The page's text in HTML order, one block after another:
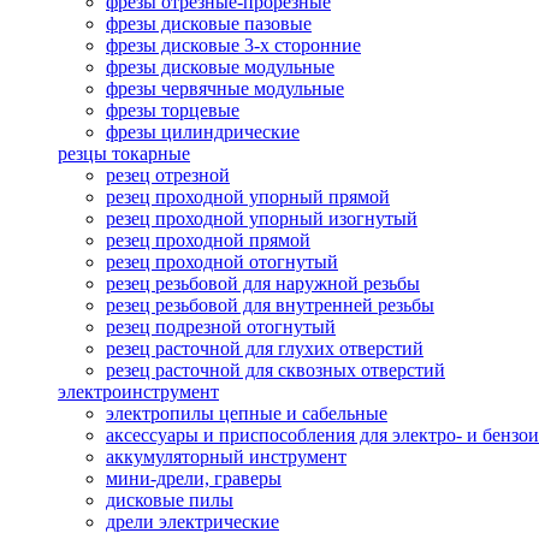
фрезы дисковые пазовые
фрезы дисковые 3-х сторонние
фрезы дисковые модульные
фрезы червячные модульные
фрезы торцевые
фрезы цилиндрические
резцы токарные
резец отрезной
резец проходной упорный прямой
резец проходной упорный изогнутый
резец проходной прямой
резец проходной отогнутый
резец резьбовой для наружной резьбы
резец резьбовой для внутренней резьбы
резец подрезной отогнутый
резец расточной для глухих отверстий
резец расточной для сквозных отверстий
электроинструмент
электропилы цепные и сабельные
аксессуары и приспособления для электро- и
аккумуляторный инструмент
мини-дрели, граверы
дисковые пилы
дрели электрические